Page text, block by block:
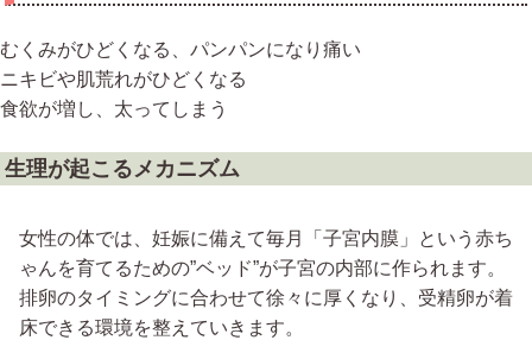
むくみがひどくなる、パンパンになり痛い
ニキビや肌荒れがひどくなる
食欲が増し、太ってしまう
生理が起こるメカニズム
女性の体では、妊娠に備えて毎月「子宮内膜」という赤ち
ゃんを育てるための”ベッド”が子宮の内部に作られます。
排卵のタイミングに合わせて徐々に厚くなり、受精卵が着
床できる環境を整えていきます。